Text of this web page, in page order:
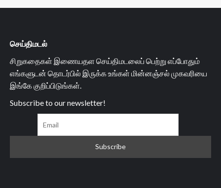
செய்திமடல்
சிறுகதைகள் இணையதள செய்திமடலைப் பெற்று எப்போதும்
எங்களுடன் தொடர்பில் இருக்க உங்கள் மின்னஞ்சல் முகவரியை
இங்கே குறிப்பிடுங்கள்.
Subscribe to our newsletter!